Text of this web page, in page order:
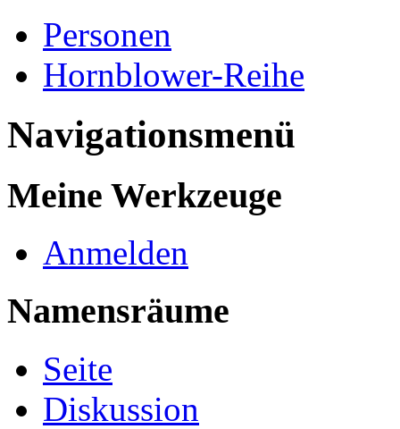
Personen
Hornblower-Reihe
Navigationsmenü
Meine Werkzeuge
Anmelden
Namensräume
Seite
Diskussion